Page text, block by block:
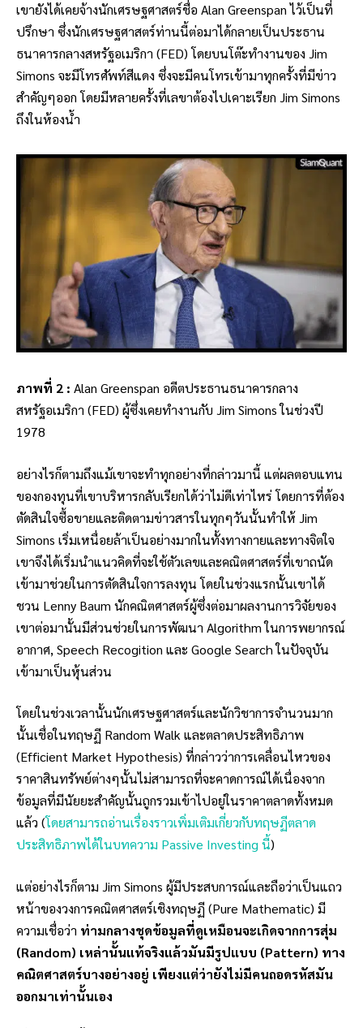
เขายังได้เคยจ้างนักเศรษฐศาสตร์ชื่อ Alan Greenspan ไว้เป็นที่
ปรึกษา ซึ่งนักเศรษฐศาสตร์ท่านนี้ต่อมาได้กลายเป็นประธาน
ธนาคารกลางสหรัฐอเมริกา (FED) โดยบนโต๊ะทำงานของ Jim
Simons จะมีโทรศัพท์สีแดง ซึ่งจะมีคนโทรเข้ามาทุกครั้งที่มีข่าว
สำคัญๆออก โดยมีหลายครั้งที่เลขาต้องไปเคาะเรียก Jim Simons
ถึงในห้องน้ำ
ภาพที่ 2 : Alan Greenspan อดีตประธานธนาคารกลาง
สหรัฐอเมริกา (FED) ผู้ซึ่งเคยทำงานกับ Jim Simons ในช่วงปี
1978
อย่างไรก็ตามถึงแม้เขาจะทำทุกอย่างที่กล่าวมานี้ แต่ผลตอบแทน
ของกองทุนที่เขาบริหารกลับเรียกได้ว่าไม่ดีเท่าไหร่ โดยการที่ต้อง
ตัดสินใจซื้อขายและติดตามข่าวสารในทุกๆวันนั้นทำให้ Jim
Simons เริ่มเหนื่อยล้าเป็นอย่างมากในทั้งทางกายและทางจิตใจ
เขาจึงได้เริ่มนำแนวคิดที่จะใช้ตัวเลขและคณิตศาสตร์ที่เขาถนัด
เข้ามาช่วยในการตัดสินใจการลงทุน โดยในช่วงแรกนั้นเขาได้
ชวน Lenny Baum นักคณิตศาสตร์ผู้ซึ่งต่อมาผลงานการวิจัยของ
เขาต่อมานั้นมีส่วนช่วยในการพัฒนา Algorithm ในการพยากรณ์
อากาศ, Speech Recogition และ Google Search ในปัจจุบัน
เข้ามาเป็นหุ้นส่วน
โดยในช่วงเวลานั้นนักเศรษฐศาสตร์และนักวิชาการจำนวนมาก
นั้นเชื่อในทฤษฏี Random Walk และตลาดประสิทธิภาพ
(Efficient Market Hypothesis) ที่กล่าวว่าการเคลื่อนไหวของ
ราคาสินทรัพย์ต่างๆนั้นไม่สามารถที่จะคาดการณ์ได้เนื่องจาก
ข้อมูลที่มีนัยยะสำคัญนั้นถูกรวมเข้าไปอยู่ในราคาตลาดทั้งหมด
แล้ว (โดยสามารถอ่านเรื่องราวเพิ่มเติมเกี่ยวกับทฤษฏีตลาด
ประสิทธิภาพได้ในบทความ Passive Investing นี้)
แต่อย่างไรก็ตาม Jim Simons ผู้มีประสบการณ์และถือว่าเป็นแถว
หน้าของวงการคณิตศาสตร์เชิงทฤษฏี (Pure Mathematic) มี
ความเชื่อว่า ท่ามกลางชุดข้อมูลที่ดูเหมือนจะเกิดจากการสุ่ม
(Random) เหล่านั้นแท้จริงแล้วมันมีรูปแบบ (Pattern) ทาง
คณิตศาสตร์บางอย่างอยู่ เพียงแต่ว่ายังไม่มีคนถอดรหัสมัน
ออกมาเท่านั้นเอง